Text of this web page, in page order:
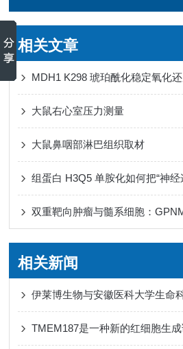
相关文章
大鼠右心室压力测量
大鼠鼻咽部淋巴组织取材
相关新闻
TMEM187是一种新的红细胞生